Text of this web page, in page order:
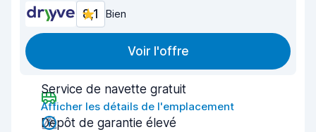
8,1 Bien
Voir l'offre
Service de navette gratuit
Afficher les détails de l'emplacement
Dépôt de garantie élevé